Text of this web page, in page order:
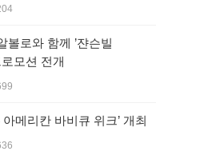
볼로와 함께 ’쟌슨빌
모션 전개
메리칸 바비큐 위크’ 개최